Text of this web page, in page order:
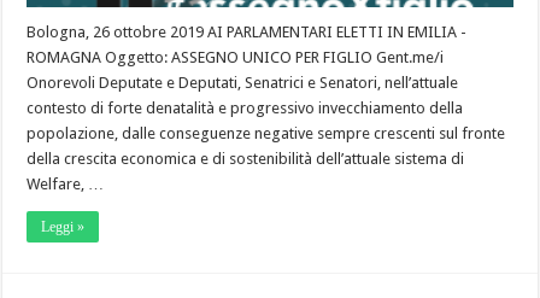
Bologna, 26 ottobre 2019 AI PARLAMENTARI ELETTI IN EMILIA -
ROMAGNA Oggetto: ASSEGNO UNICO PER FIGLIO Gent.me/i
Onorevoli Deputate e Deputati, Senatrici e Senatori, nell’attuale
contesto di forte denatalità e progressivo invecchiamento della
popolazione, dalle conseguenze negative sempre crescenti sul fronte
della crescita economica e di sostenibilità dell’attuale sistema di
Welfare, …
Leggi »